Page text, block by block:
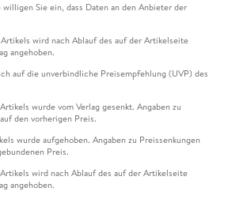
Sie ein, dass Daten an den Anbieter der
wird nach Ablauf des auf der Artikelseite
angehoben.
auf die unverbindliche Preisempfehlung (UVP) des
wurde vom Verlag gesenkt. Angaben zu
den vorherigen Preis.
wurde aufgehoben. Angaben zu Preissenkungen
Preis.
wird nach Ablauf des auf der Artikelseite
angehoben.